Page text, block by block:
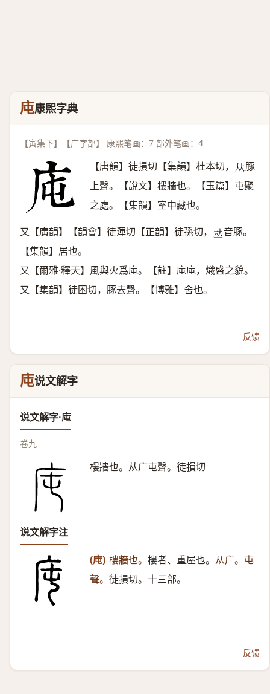
庉康熙字典
【寅集下】【广字部】 康熙笔画：7 部外笔画：4
【唐韻】徒損切【集韻】杜本切， 𠀤豚
上聲。【說文】樓牆也。【玉篇】屯聚
之處。【集韻】室中藏也。
又【廣韻】【韻會】徒渾切【正韻】徒孫切， 𠀤音豚。
【集韻】居也。
又【爾雅·釋天】風與火爲庉。【註】庉庉，熾盛之貌。
又【集韻】徒困切，豚去聲。【博雅】舍也。
反馈
庉说文解字
说文解字·庉
卷九
樓牆也。从广屯聲。徒損切
说文解字注
(庉) 樓牆也。 樓者、重屋也。 从广。屯
聲。 徒損切。十三部。
反馈